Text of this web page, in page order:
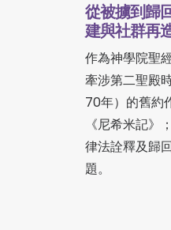
從被擄到歸
建與社群再
作為神學院聖
牽涉第二聖殿
70年）的舊約
《尼希米記》
律法詮釋及歸
題。